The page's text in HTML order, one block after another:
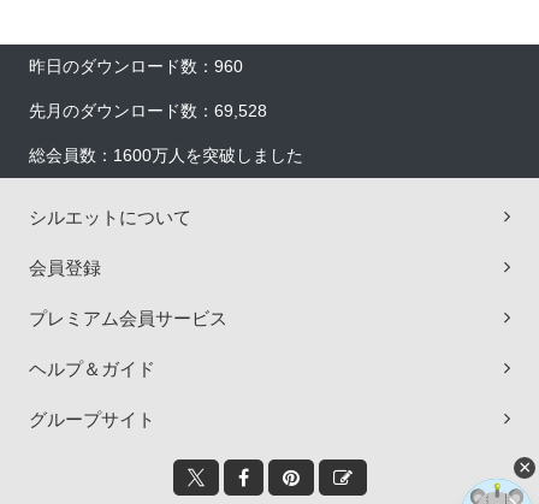
昨日のダウンロード数：960
先月のダウンロード数：69,528
総会員数：1600万人を突破しました
シルエットについて
会員登録
プレミアム会員サービス
ヘルプ＆ガイド
グループサイト
×